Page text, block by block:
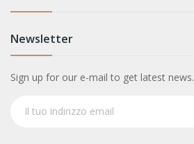
Newsletter
Sign up for our e-mail to get latest news.